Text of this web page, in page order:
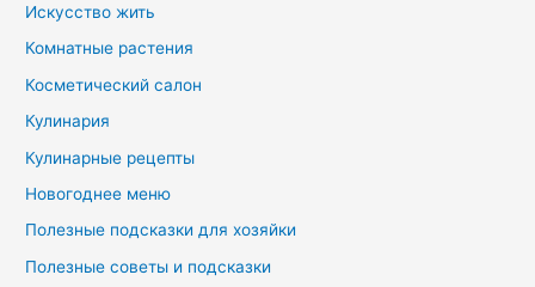
Искусство жить
Комнатные растения
Косметический салон
Кулинария
Кулинарные рецепты
Новогоднее меню
Полезные подсказки для хозяйки
Полезные советы и подсказки